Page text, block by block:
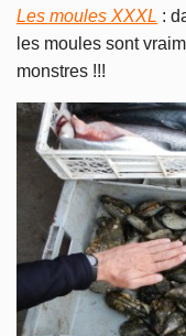
Les moules XXXL :
les moules sont
monstres !!!